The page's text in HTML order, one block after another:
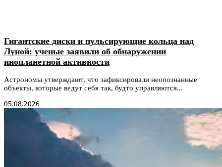
Гигантские диски и пульсирующие кольца над
Луной: ученые заявили об обнаружении
инопланетной активности
Астрономы утверждают, что зафиксировали неопознанные
объекты, которые ведут себя так, будто управляются...
05.08.2026